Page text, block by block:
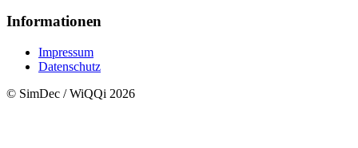
Informationen
Impressum
Datenschutz
© SimDec / WiQQi 2026